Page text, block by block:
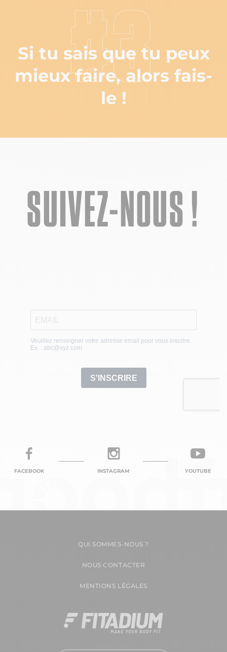
#3
Si tu sais que tu peux
mieux faire, alors fais-
le !
SUIVEZ-NOUS !
FACEBOOK INSTAGRAM YOUTUBE
QUI SOMMES-NOUS ?
NOUS CONTACTER
MENTIONS LÉGALES